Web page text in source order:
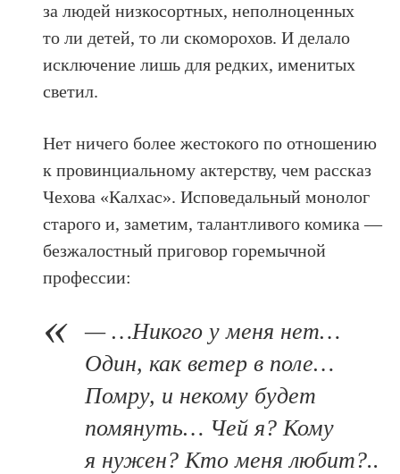
за людей низкосортных, неполноценных
то ли детей, то ли скоморохов. И делало
исключение лишь для редких, именитых
светил.
Нет ничего более жестокого по отношению
к провинциальному актерству, чем рассказ
Чехова «Калхас». Исповедальный монолог
старого и, заметим, талантливого комика —
безжалостный приговор горемычной
профессии:
— …Никого у меня нет…
Один, как ветер в поле…
Помру, и некому будет
помянуть… Чей я? Кому
я нужен? Кто меня любит?..